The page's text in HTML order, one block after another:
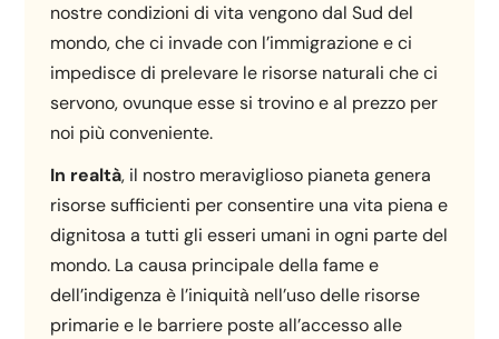
nostre condizioni di vita vengono dal Sud del
mondo, che ci invade con l’immigrazione e ci
impedisce di prelevare le risorse naturali che ci
servono, ovunque esse si trovino e al prezzo per
noi più conveniente.
In realtà, il nostro meraviglioso pianeta genera
risorse sufficienti per consentire una vita piena e
dignitosa a tutti gli esseri umani in ogni parte del
mondo. La causa principale della fame e
dell’indigenza è l’iniquità nell’uso delle risorse
primarie e le barriere poste all’accesso alle